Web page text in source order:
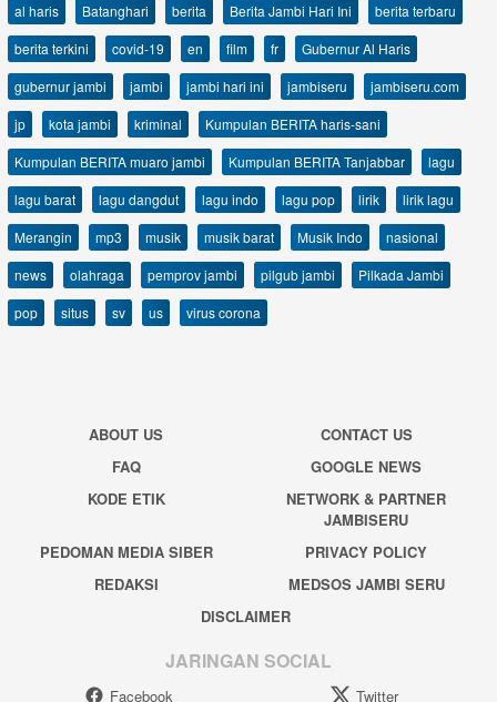
al haris Batanghari berita Berita Jambi Hari Ini
berita terbaru
berita terkini
covid-19 en film fr
Gubernur Al Haris
gubernur jambi
jambi jambi hari ini jambiseru
jambiseru.com
jp
kota jambi kriminal
Kumpulan BERITA haris-sani
Kumpulan BERITA muaro jambi
Kumpulan BERITA Tanjabbar
lagu
lagu barat
lagu dangdut lagu indo lagu pop lirik
lirik lagu
Merangin
mp3 musik musik barat Musik Indo
nasional
news
olahraga pemprov jambi pilgub jambi
Pilkada Jambi
pop
situs sv us virus corona
ABOUT US
CONTACT US
FAQ
GOOGLE NEWS
KODE ETIK
NETWORK & PARTNER
JAMBISERU
PEDOMAN MEDIA SIBER
PRIVACY POLICY
REDAKSI
MEDSOS JAMBI SERU
DISCLAIMER
JARINGAN SOCIAL
Facebook Twitter